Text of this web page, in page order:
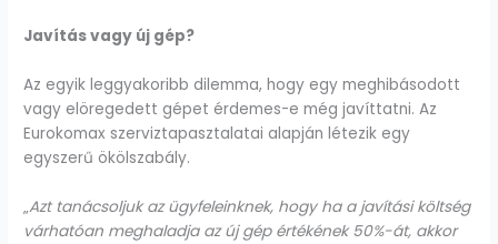
Javítás vagy új gép?
Az egyik leggyakoribb dilemma, hogy egy meghibásodott
vagy elöregedett gépet érdemes-e még javíttatni. Az
Eurokomax szerviztapasztalatai alapján létezik egy
egyszerű ökölszabály.
„Azt tanácsoljuk az ügyfeleinknek, hogy ha a javítási költség
várhatóan meghaladja az új gép értékének 50%-át, akkor